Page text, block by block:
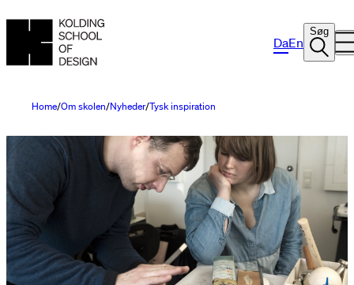
DaEn
Søg
Home Om skolen Nyheder Tysk inspiration